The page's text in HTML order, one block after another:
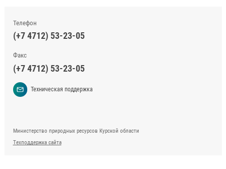
Телефон
(+7 4712) 53-23-05
Факс
(+7 4712) 53-23-05
Техническая поддержка
Министерство природных ресурсов Курской области
Техподдержка сайта